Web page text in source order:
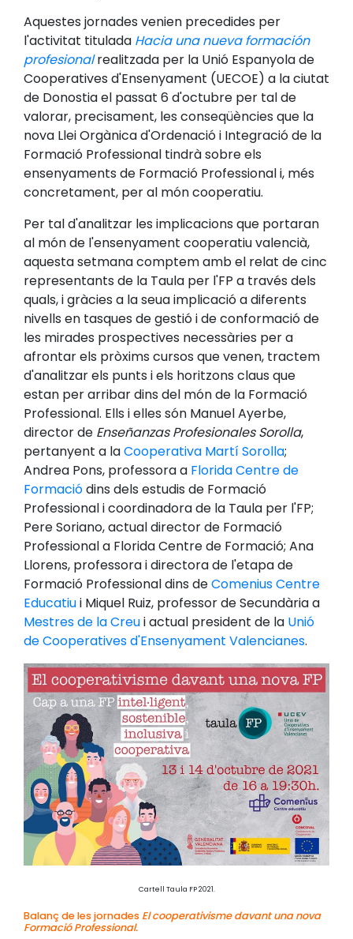
Aquestes jornades venien precedides per
l'activitat titulada Hacia una nueva formación
profesional realitzada per la Unió Espanyola de
Cooperatives d'Ensenyament (UECOE) a la ciutat
de Donostia el passat 6 d'octubre per tal de
valorar, precisament, les conseqüències que la
nova Llei Orgànica d'Ordenació i Integració de la
Formació Professional tindrà sobre els
ensenyaments de Formació Professional i, més
concretament, per al món cooperatiu.
Per tal d'analitzar les implicacions que portaran
al món de l'ensenyament cooperatiu valencià,
aquesta setmana comptem amb el relat de cinc
representants de la Taula per l'FP a través dels
quals, i gràcies a la seua implicació a diferents
nivells en tasques de gestió i de conformació de
les mirades prospectives necessàries per a
afrontar els pròxims cursos que venen, tractem
d'analitzar els punts i els horitzons claus que
estan per arribar dins del món de la Formació
Professional. Ells i elles són Manuel Ayerbe,
director de Enseñanzas Profesionales Sorolla,
pertanyent a laCooperativa Martí Sorolla;
Andrea Pons, professora a Florida Centre de
Formaciódins dels estudis de Formació
Professional i coordinadora de la Taula per l'FP;
Pere Soriano, actual director de Formació
Professional a Florida Centre de Formació; Ana
Llorens, professora i directora de l'etapa de
Formació Professional dins deComenius Centre
Educatiui Miquel Ruiz, professor de Secundària a
Mestres de la Creui actual president de la Unió
de Cooperatives d'Ensenyament Valencianes.
Cartell Taula FP 2021.
Balanç de les jornades El cooperativisme davant una nova
Formació Professional.